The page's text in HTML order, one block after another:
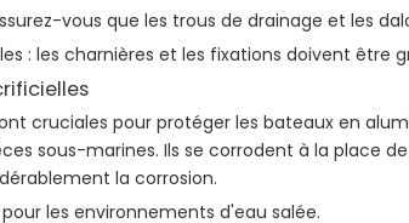
vous que les trous de drainage et les
: les charnières et les fixations doivent
cruciales pour protéger les bateaux en
sous-marines. Ils se corrodent à la place
la corrosion.
les environnements d'eau salée.